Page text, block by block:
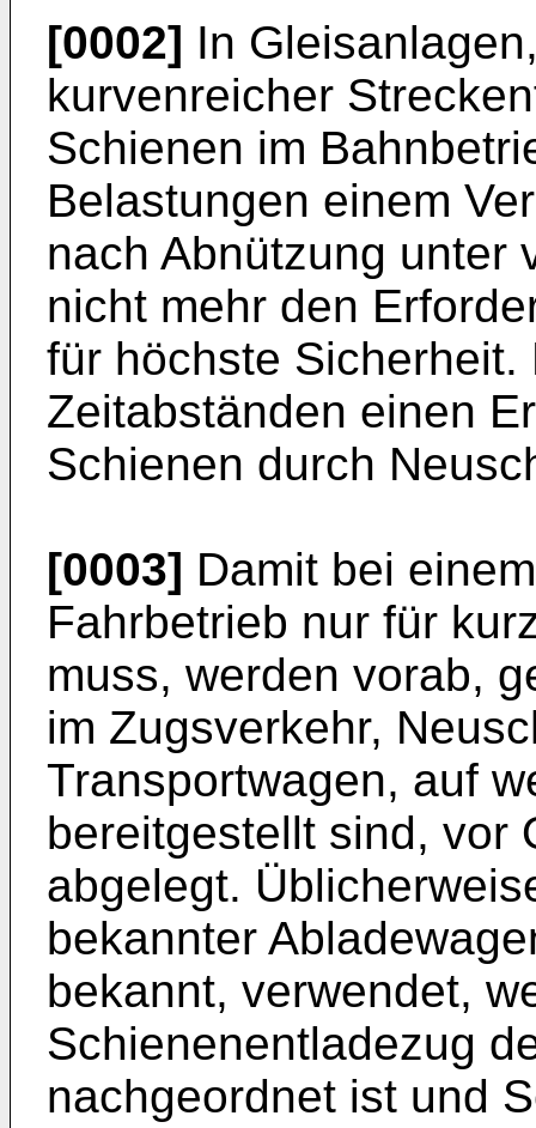
[0002] In
kurvenreicher
Schienen im
Belastungen einem
nach Abnützung unter
nicht mehr den
für höchste Sicherheit.
Zeitabständen einen
Schienen durch
[0003] Damit bei
Fahrbetrieb nur für
muss, werden vorab,
im Zugsverkehr,
Transportwagen, auf
bereitgestellt sind, vor
abgelegt.
bekannter
bekannt, verwendet,
Schienenentladezug
nachgeordnet ist und